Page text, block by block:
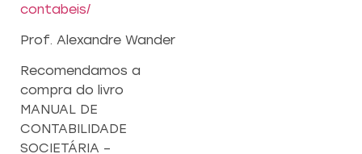
contabeis/
Prof. Alexandre Wander
Recomendamos a
compra do livro
MANUAL DE
CONTABILIDADE
SOCIETÁRIA –